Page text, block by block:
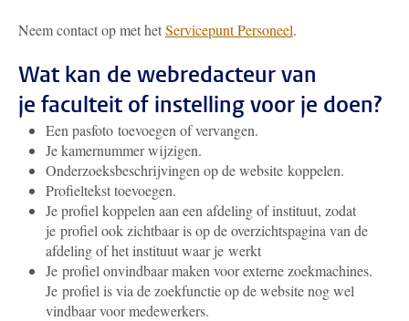
Neem contact op met hetServicepunt Personeel.
Wat kan de webredacteur van
je faculteit of instelling voor je doen?
Een pasfoto toevoegen of vervangen.
Je kamernummer wijzigen.
Onderzoeksbeschrijvingen op de website koppelen.
Profieltekst toevoegen.
Je profiel koppelen aan een afdeling of instituut, zodat
je profiel ook zichtbaar is op de overzichtspagina van de
afdeling of het instituut waar je werkt
Je profiel onvindbaar maken voor externe zoekmachines.
Je profiel is via de zoekfunctie op de website nog wel
vindbaar voor medewerkers.